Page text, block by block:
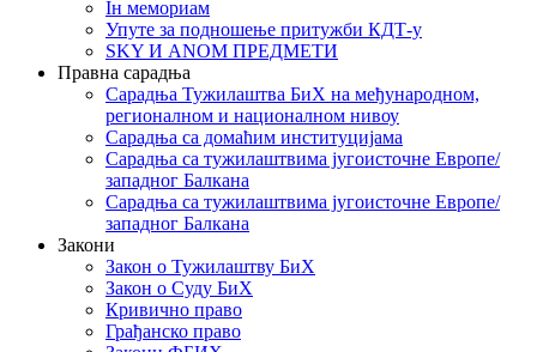
Iн мемориам
Упуте за подношење притужби КДТ-у
SKY И ANOM ПРЕДМЕТИ
Правна сарадња
Сарадња Тужилаштва БиХ на међународном,
регионалном и националном нивоу
Сарадња са домаћим институцијама
Сарадња са тужилаштвима југоисточне Европе/
западног Балкана
Сарадња са тужилаштвима југоисточне Европе/
западног Балкана
Закони
Закон о Тужилаштву БиХ
Закон о Суду БиХ
Кривично право
Грађанско право